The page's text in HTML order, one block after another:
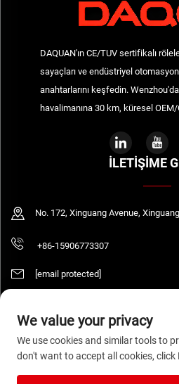
DAQUAN'ın CE/TUV sertifikalı
sayaçları ve endüstriyel otomasyon
anahtarlarını keşfedin.
havalimanına 30 km, küresel OEM/
İLETIŞIME
No. 172, Xinguang Avenue,
+86-15906773307
[email protected]
Telif Hakkı © 2026 WENZHOU DAQUAN
Gizlilik
We value your privacy
We use cookies and similar tools to
don't want to accept all cookies, click